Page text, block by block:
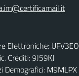
Elettroniche: UFV3EO
Crediti: 9J59KJ
Demografici: M9MLPX